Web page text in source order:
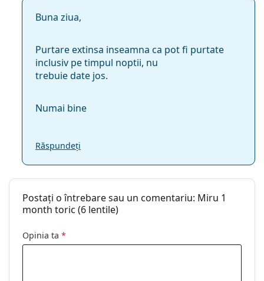
Buna ziua,
Purtare extinsa inseamna ca pot fi purtate
inclusiv pe timpul noptii, nu
trebuie date jos.
Numai bine
Răspundeți
Postați o întrebare sau un comentariu: Miru 1
month toric (6 lentile)
Opinia ta *